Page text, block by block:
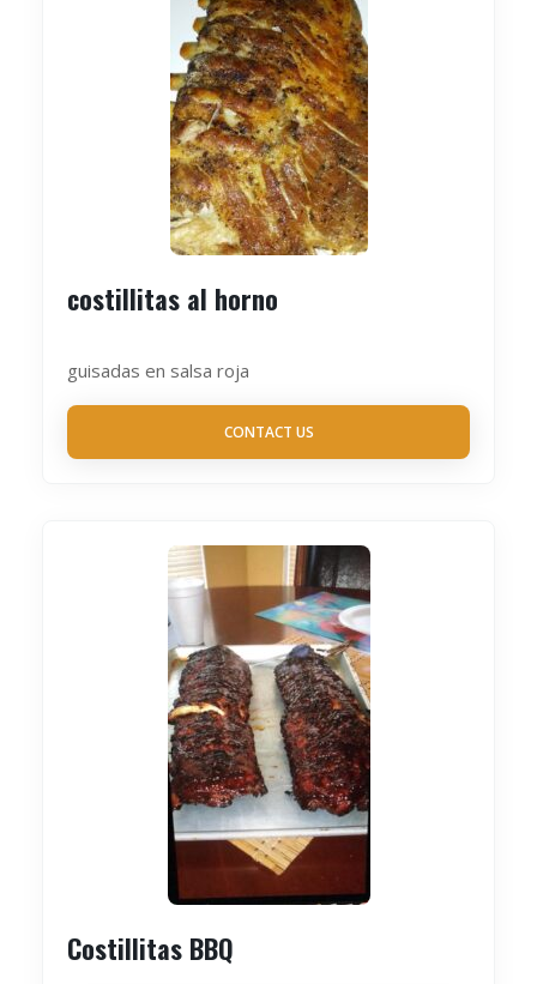
costillitas al horno
guisadas en salsa roja
CONTACT US
Costillitas BBQ